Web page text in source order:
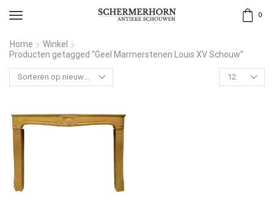
0
Home
Winkel
Producten getagged “Geel Marmerstenen Louis XV Schouw”